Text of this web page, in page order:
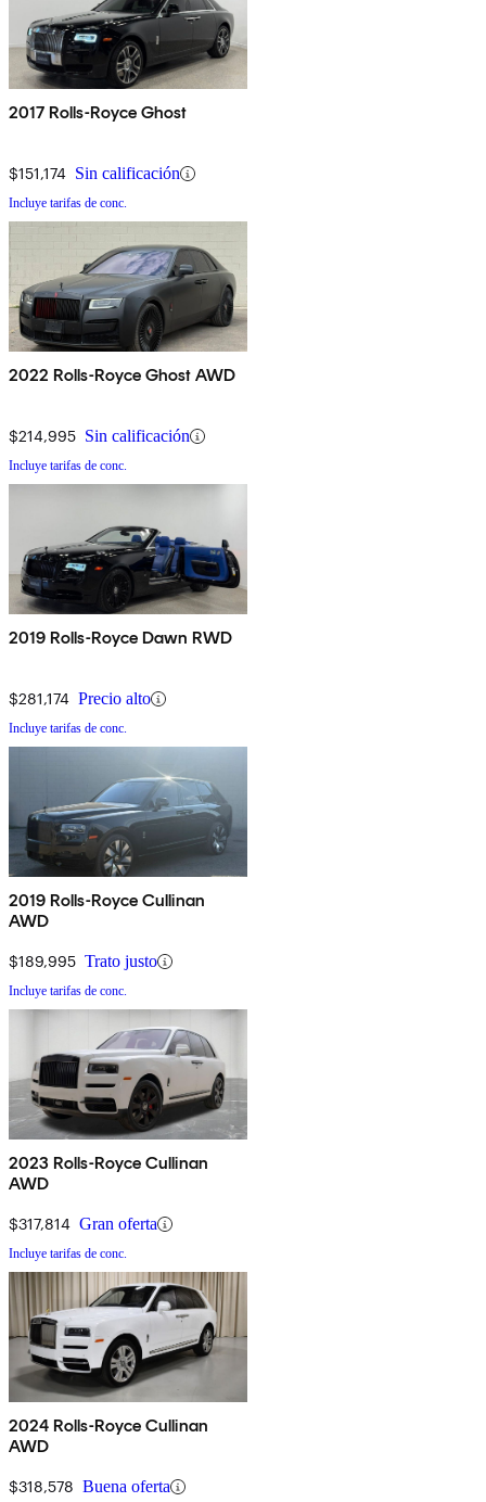
2017 Rolls-Royce Ghost
$151,174 Sin calificación
Incluye tarifas de conc.
2022 Rolls-Royce Ghost AWD
$214,995 Sin calificación
Incluye tarifas de conc.
2019 Rolls-Royce Dawn RWD
$281,174 Precio alto
Incluye tarifas de conc.
2019 Rolls-Royce Cullinan
AWD
$189,995 Trato justo
Incluye tarifas de conc.
2023 Rolls-Royce Cullinan
AWD
$317,814 Gran oferta
Incluye tarifas de conc.
2024 Rolls-Royce Cullinan
AWD
$318,578 Buena oferta